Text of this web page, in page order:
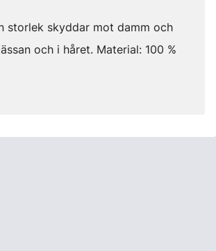
storlek skyddar mot damm och
och i håret. Material: 100 %